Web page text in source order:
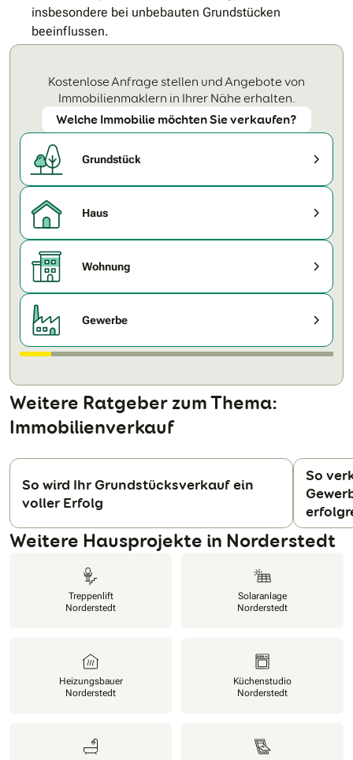
insbesondere bei unbebauten Grundstücken
beeinflussen.
Kostenlose Anfrage stellen und Angebote von
Immobilienmaklern in Ihrer Nähe erhalten.
Welche Immobilie möchten Sie verkaufen?
Grundstück
Haus
Wohnung
Gewerbe
Weitere Ratgeber zum Thema:
Immobilienverkauf
So wird Ihr Grundstücksverkauf ein
voller Erfolg
So
Weitere Hausprojekte in Norderstedt
Treppenlift
Norderstedt
Solaranlage
Norderstedt
Heizungsbauer
Norderstedt
Küchenstudio
Norderstedt